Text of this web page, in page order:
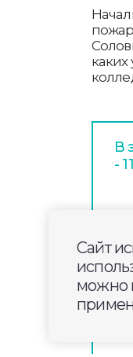
В
-
Сайт
можно